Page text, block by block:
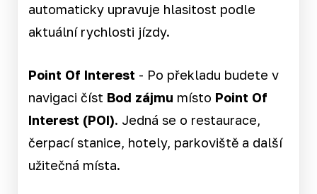
automaticky upravuje hlasitost podle
aktuální rychlosti jízdy.
Point Of Interest - Po překladu budete v
navigaci číst Bod zájmu místo Point Of
Interest (POI). Jedná se o restaurace,
čerpací stanice, hotely, parkoviště a další
užitečná místa.